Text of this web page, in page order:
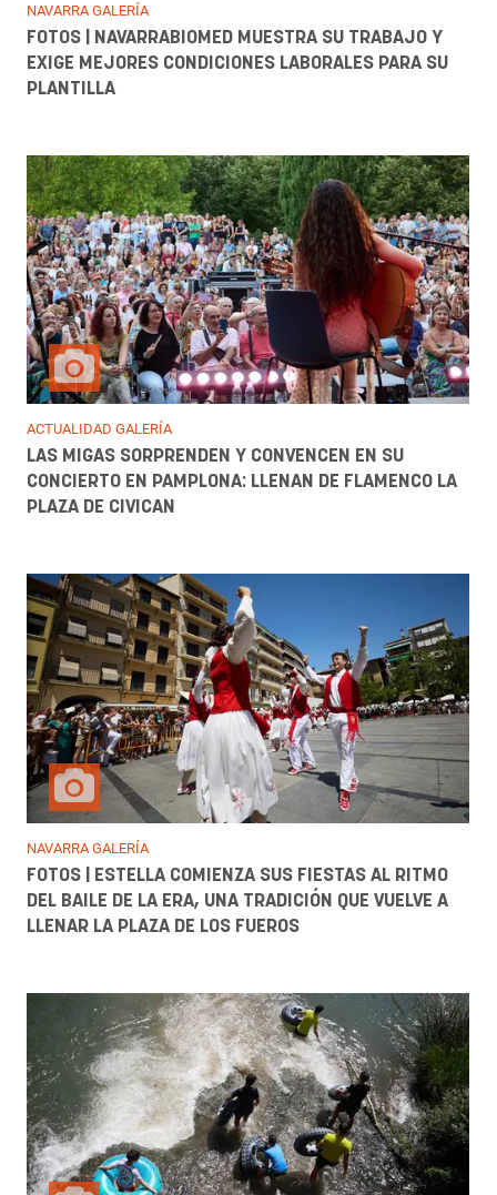
NAVARRA GALERÍA
FOTOS | NAVARRABIOMED MUESTRA SU TRABAJO Y
EXIGE MEJORES CONDICIONES LABORALES PARA SU
PLANTILLA
ACTUALIDAD GALERÍA
LAS MIGAS SORPRENDEN Y CONVENCEN EN SU
CONCIERTO EN PAMPLONA: LLENAN DE FLAMENCO LA
PLAZA DE CIVICAN
NAVARRA GALERÍA
FOTOS | ESTELLA COMIENZA SUS FIESTAS AL RITMO
DEL BAILE DE LA ERA, UNA TRADICIÓN QUE VUELVE A
LLENAR LA PLAZA DE LOS FUEROS